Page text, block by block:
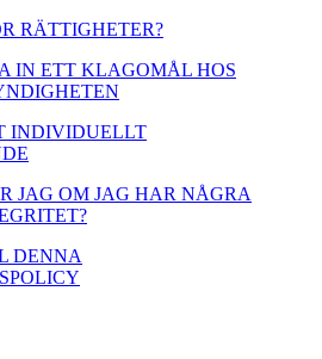
RÄTTIGHETER?
IN ETT KLAGOMÅL HOS
INDIVIDUELLT
JAG OM JAG HAR NÅGRA
DENNA